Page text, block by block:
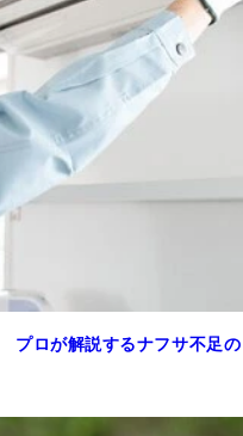
プロが解説するナフサ不足の